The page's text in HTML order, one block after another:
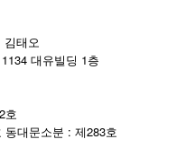
태오
대유빌딩 1층
호
대문소분 : 제283호